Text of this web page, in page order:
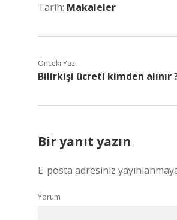
Tarih: Makaleler
Önceki Yazı
Bilirkişi ücreti kimden alınır
Bir yanıt yazın
E-posta adresiniz
Yorum